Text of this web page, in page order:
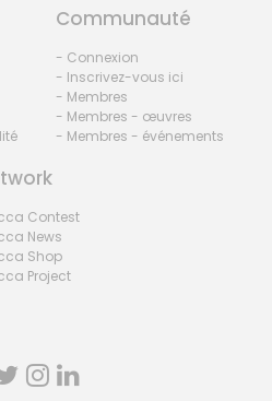
Communauté
- Connexion
- Inscrivez-vous ici
- Membres
- Membres - œuvres
- Membres - événements
Contest
News
Shop
Project